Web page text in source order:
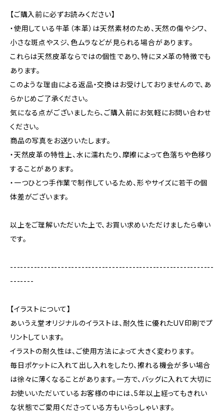
【ご購入前に必ずお読みください】
・使用している牛革（本革）は天然素材のため、天然の傷やシワ、
小さな斑点やスジ、色ムラなどが見られる場合があります。
これらは天然皮革ならではの個性であり、特にヌメ革の特徴でも
あります。
このような理由による返品・交換はお受けしておりませんので、あ
らかじめご了承ください。
気になる点がございましたら、ご購入前にお気軽にお問い合わせ
ください。
商品の写真をお送りいたします。
・天然皮革の特性上、水に濡れたり、摩擦によって色落ちや色移り
することがあります。
・一つひとつ手作業で制作しているため、形やサイズに若干の個
体差がございます。
以上をご理解いただいた上で、お買い求めいただけましたら幸い
です。
------------------------------------------------------------
-------
【イラストについて】
あいうえ堂オリジナルのイラストは、耐久性に優れたUV印刷でプ
リントしています。
イラストの耐久性は、ご使用方法によって大きく変わります。
毎日ポケットに入れて出し入れをしたり、擦れる機会が多い場合
は徐々に薄くなることがあります。一方で、バッグに入れて大切に
お使いいただいているお客様の中には、5年以上経ってもきれい
な状態でご愛用くださっている方もいらっしゃいます。